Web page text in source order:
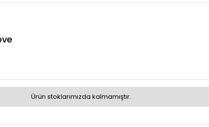
Ürün stoklarımızda kalmamıştır.